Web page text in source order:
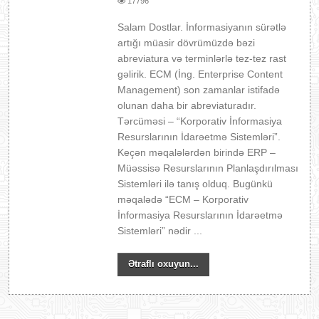
Salam Dostlar. İnformasiyanın sürətlə
artığı müasir dövrümüzdə bəzi
abreviatura və terminlərlə tez-tez rast
gəlirik. ECM (İng. Enterprise Content
Management) son zamanlar istifadə
olunan daha bir abreviaturadır.
Tərcüməsi – “Korporativ İnformasiya
Resurslarının İdarəetmə Sistemləri”.
Keçən məqalələrdən birində ERP –
Müəssisə Resurslarının Planlaşdırılması
Sistemləri ilə tanış olduq. Bugünkü
məqalədə “ECM – Korporativ
İnformasiya Resurslarının İdarəetmə
Sistemləri” nədir ...
Ətraflı oxuyun...